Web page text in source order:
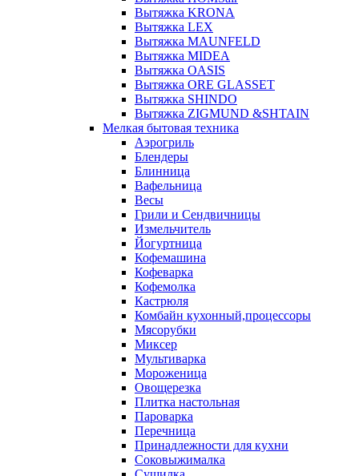
Вытяжка KRONA
Вытяжка LEX
Вытяжка MAUNFELD
Вытяжка MIDEA
Вытяжка OASIS
Вытяжка ORE GLASSET
Вытяжка SHINDO
Вытяжка ZIGMUND &SHTAIN
Мелкая бытовая техника
Аэрогриль
Блендеры
Блинница
Вафельница
Весы
Грили и Сендвичницы
Измельчитель
Йогуртница
Кофемашина
Кофеварка
Кофемолка
Кастрюля
Комбайн кухонный,процессоры
Мясорубки
Миксер
Мультиварка
Мороженица
Овощерезка
Плитка настольная
Пароварка
Перечница
Принадлежности для кухни
Соковыжималка